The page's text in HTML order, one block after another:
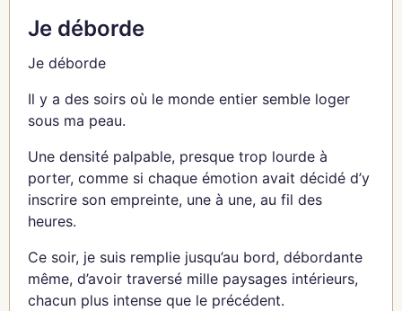
beau le condamner, lui demander de me laisser
explorer mon intimité, il est plus fort que moi.
C’est parce que je me sens vulnérable, que mon
esprit prend le dessus.
Aujourd’hui je veux accepter ma vulnérabilité dans
mon intimité.
Pas comme celle qui me condamne mais comme
celle qui me libère. Comme l’acte le plus loyal que
je pose à mon égard. Comme le cadeau de ma
liberté de devenir la femme que je suis.
Je déborde
Je déborde
Il y a des soirs où le monde entier semble loger
sous ma peau.
Une densité palpable, presque trop lourde à
porter, comme si chaque émotion avait décidé d’y
inscrire son empreinte, une à une, au fil des
heures.
Ce soir, je suis remplie jusqu’au bord, débordante
même, d’avoir traversé mille paysages intérieurs,
chacun plus intense que le précédent.